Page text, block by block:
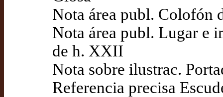
Nota área publ. Colofón
Nota área publ. Lugar e
de h. XXII
Nota sobre ilustrac.
Referencia precisa